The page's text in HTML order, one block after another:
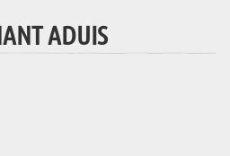
ADUIS